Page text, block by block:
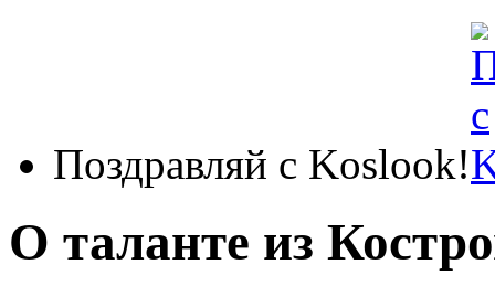
Поздравляй с Koslook!
О таланте из